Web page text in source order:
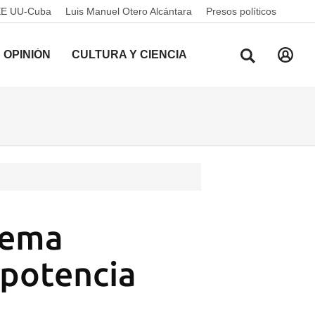
UU-Cuba Luis Manuel Otero Alcántara Presos políticos
OPINIÓN CULTURA Y CIENCIA